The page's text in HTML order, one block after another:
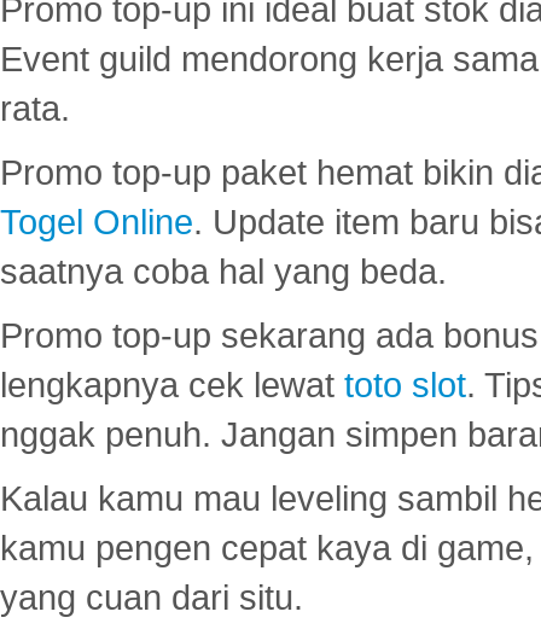
Promo top-up ini ideal buat stok
Event guild mendorong kerja
rata.
Promo top-up paket hemat bikin
Togel Online. Update item baru
saatnya coba hal yang beda.
Promo top-up sekarang ada
lengkapnya cek lewat toto slot.
nggak penuh. Jangan simpen
Kalau kamu mau leveling sambil
kamu pengen cepat kaya di
yang cuan dari situ.